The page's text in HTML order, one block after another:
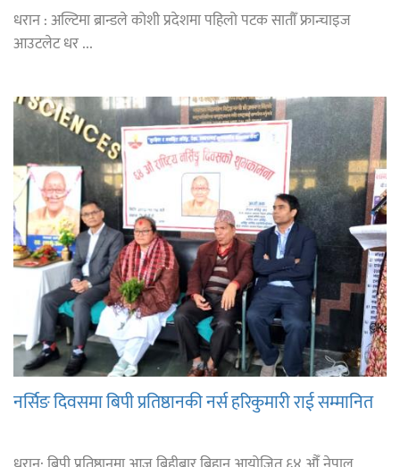
धरान : अल्टिमा ब्रान्डले कोशी प्रदेशमा पहिलो पटक सातौँ फ्रान्चाइज
आउटलेट धर ...
नर्सिङ दिवसमा बिपी प्रतिष्ठानकी नर्स हरिकुमारी राई सम्मानित